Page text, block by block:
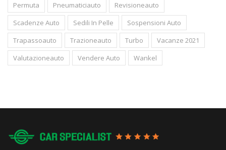
Permuta
Pneumaticiauto
Revisioneauto
Scadenze Auto
Sedili In Pelle
Sospensioni Auto
Trapassoauto
Trazioneauto Turbo
Vacanze 2021
Valutazioneauto
Vendere Auto Wankel